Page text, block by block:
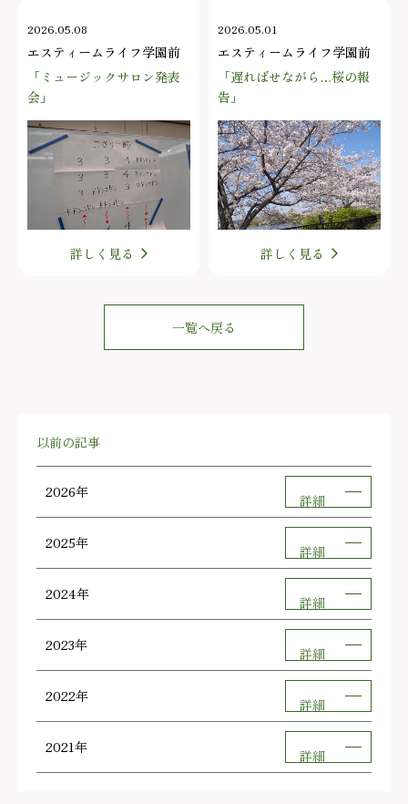
2026.05.08
エスティームライフ学園前
「ミュージックサロン発表
会」
詳しく見る
2026.05.01
エスティームライフ学園前
「遅ればせながら…桜の報
告」
詳しく見る
一覧へ戻る
以前の記事
2026年 詳細
2025年 詳細
2024年 詳細
2023年 詳細
2022年 詳細
2021年 詳細